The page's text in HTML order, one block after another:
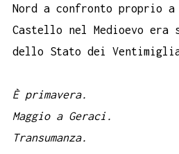
Nord a confronto proprio
Castello nel Medioevo era
dello Stato dei
È primavera.
Maggio a Geraci.
Transumanza.